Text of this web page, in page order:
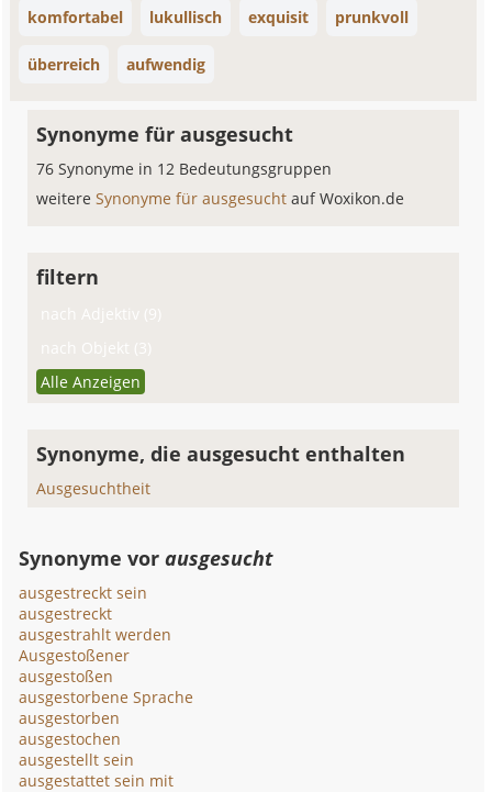
komfortabel lukullisch exquisit prunkvoll
überreich aufwendig
Synonyme für ausgesucht
76 Synonyme in 12 Bedeutungsgruppen
weitereSynonyme für ausgesuchtauf Woxikon.de
filtern
nach Adjektiv (9)
nach Objekt (3)
Alle Anzeigen
Synonyme, die ausgesucht enthalten
Ausgesuchtheit
Synonyme vorausgesucht
ausgestreckt sein
ausgestreckt
ausgestrahlt werden
Ausgestoßener
ausgestoßen
ausgestorbene Sprache
ausgestorben
ausgestochen
ausgestellt sein
ausgestattet sein mit